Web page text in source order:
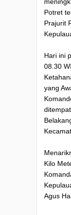
Potret
Prajurit
Hari ini
08.30
yang
Kilo
Agus